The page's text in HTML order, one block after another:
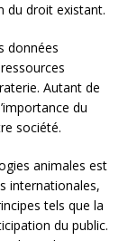
du droit existant.
données
Autant de
du
société.
animales est
internationales,
tels que la
du public.